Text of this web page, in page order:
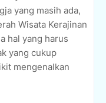
yang masih ada,
Wisata Kerajinan
hal yang harus
yang cukup
mengenalkan